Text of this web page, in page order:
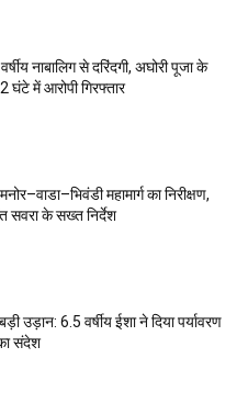
नाबालिग से दरिंदगी, अघोरी पूजा के
2 घंटे में आरोपी गिरफ्तार
महामार्ग का निरीक्षण,
सवरा के सख्त निर्देश
उड़ान: 6.5 वर्षीय ईशा ने दिया पर्यावरण
संदेश